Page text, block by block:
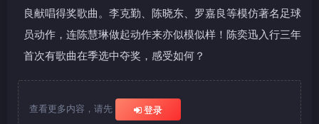
良献唱得奖歌曲。李克勤、陈晓东、罗嘉良等模仿著名足球
员动作，连陈慧琳做起动作来亦似模似样！陈奕迅入行三年
首次有歌曲在季选中夺奖，感受如何？
查看更多内容，请先 登录